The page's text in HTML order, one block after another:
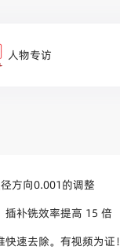
人物专访
方向0.001的调整
补铣效率提高 15 倍
速去除。有视频为证！